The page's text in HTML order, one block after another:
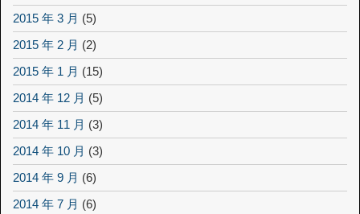
2015 年 3 月 (5)
2015 年 2 月 (2)
2015 年 1 月 (15)
2014 年 12 月 (5)
2014 年 11 月 (3)
2014 年 10 月 (3)
2014 年 9 月 (6)
2014 年 7 月 (6)